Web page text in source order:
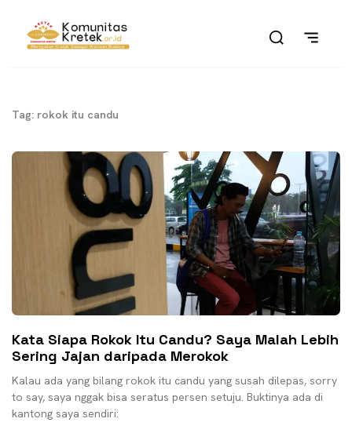
Tag: rokok itu candu
Kata Siapa Rokok Itu Candu? Saya Malah Lebih
Sering Jajan daripada Merokok
Kalau ada yang bilang rokok itu candu yang susah dilepas, sorry
to say, saya nggak bisa seratus persen setuju. Buktinya ada di
kantong saya sendiri: